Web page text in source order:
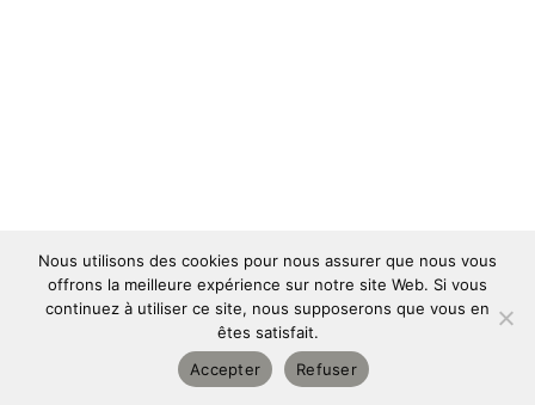
Copyright © 2026 | Designed and powered by
Tous droits réservés| Mentions légales
Nous utilisons des cookies pour nous assurer que nous vous
offrons la meilleure expérience sur notre site Web. Si vous
continuez à utiliser ce site, nous supposerons que vous en
êtes satisfait.
Accepter
Refuser